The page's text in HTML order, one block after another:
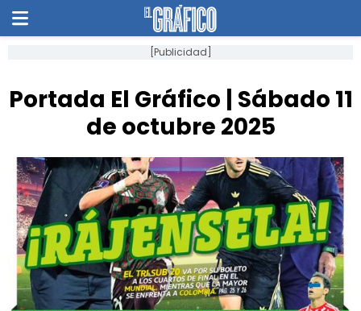
[Publicidad]
Portada El Gráfico | Sábado 11
de octubre 2025